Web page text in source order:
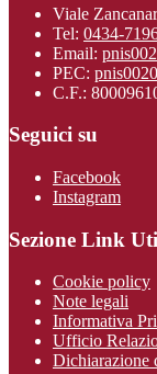
Viale
Tel: 0434-
Email:
PEC:
C.F.:
Seguici su
Facebook
Instagram
Sezione Link
Cookie policy
Note legali
Informativa
Ufficio
Dichiarazione